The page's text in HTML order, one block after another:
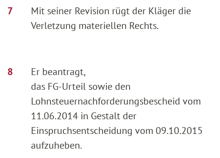
Mit seiner Revision rügt der Kläger die
Verletzung materiellen Rechts.
Er beantragt,
das FG-Urteil sowie den
Lohnsteuernachforderungsbescheid vom
11.06.2014 in Gestalt der
Einspruchsentscheidung vom 09.10.2015
aufzuheben.